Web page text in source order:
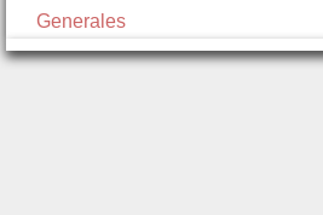
Generales